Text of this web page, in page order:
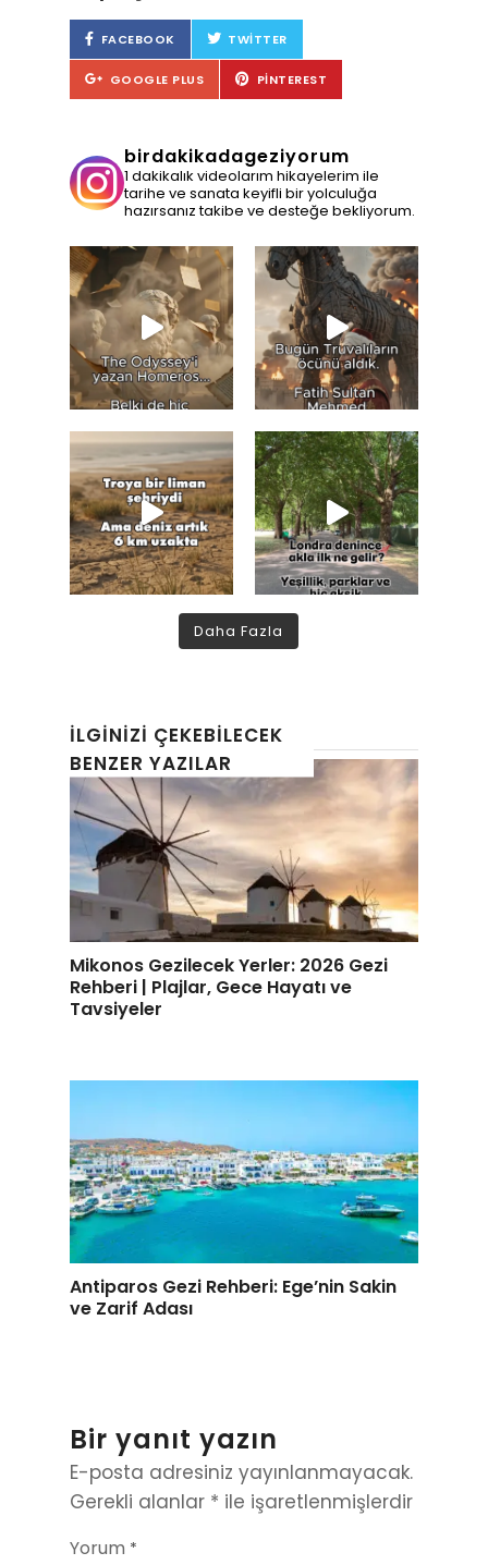
FACEBOOK TWITTER
GOOGLE PLUS PINTEREST
birdakikadageziyorum
1 dakikalık videolarım hikayelerim ile
tarihe ve sanata keyifli bir yolculuğa
hazırsanız takibe ve desteğe bekliyorum.
Daha Fazla
İLGINIZI ÇEKEBILECEK
BENZER YAZILAR
Mikonos Gezilecek Yerler: 2026 Gezi
Rehberi | Plajlar, Gece Hayatı ve
Tavsiyeler
Antiparos Gezi Rehberi: Ege’nin Sakin
ve Zarif Adası
Bir yanıt yazın
E-posta adresiniz yayınlanmayacak.
Gerekli alanlar * ile işaretlenmişlerdir
Yorum *